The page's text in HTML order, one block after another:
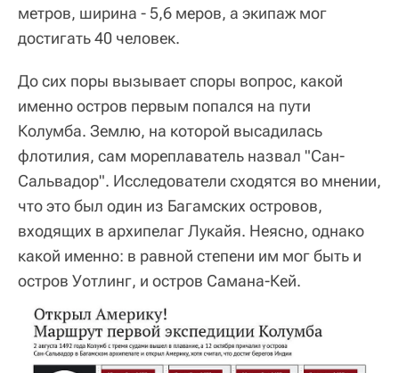
метров, ширина - 5,6 меров, а экипаж мог
достигать 40 человек.
До сих поры вызывает споры вопрос, какой
именно остров первым попался на пути
Колумба. Землю, на которой высадилась
флотилия, сам мореплаватель назвал "Сан-
Сальвадор". Исследователи сходятся во мнении,
что это был один из Багамских островов,
входящих в архипелаг Лукайя. Неясно, однако
какой именно: в равной степени им мог быть и
остров Уотлинг, и остров Самана-Кей.